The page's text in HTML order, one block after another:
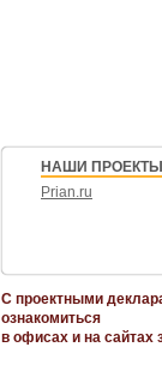
НАШИ ПРОЕКТЫ
Prian.ru
С проектными
ознакомиться
в офисах и на сайтах